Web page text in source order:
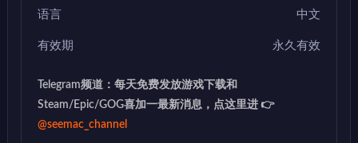
语言 中文
有效期 永久有效
Telegram频道：每天免费发放游戏下载和
Steam/Epic/GOG喜加一最新消息，点这里进 👉
@seemac_channel